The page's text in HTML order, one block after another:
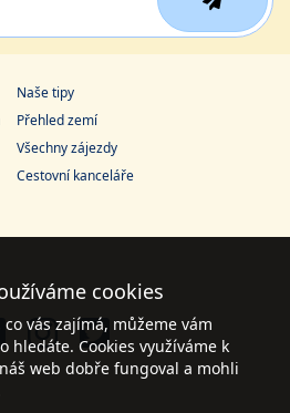
Naše tipy
Přehled zemí
Všechny zájezdy
Cestovní kanceláře
cookies
vás zajímá, můžeme vám
hledáte. Cookies využíváme k
web dobře fungoval a mohli